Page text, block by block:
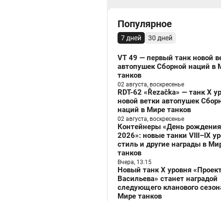
Популярное
7 дней 30 дней
VT 49 — первый танк новой
автопушек Сборной наций в
танков
02 августа, воскресенье
RDT-62 «Řezačka» — танк X
новой ветки автопушек
наций в Мире танков
02 августа, воскресенье
Контейнеры «День рождения
2026»: новые танки VIII–IX
стиль и другие награды в
танков
Вчера, 13:15
Новый танк X уровня
Васильева» станет наградой
следующего кланового
Мире танков